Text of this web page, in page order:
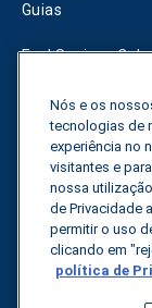
Guias
Fuel Savings
Calculadora de
Rastreador de
Contactar-nos
Nós e os
tecnologias de
experiência no
visitantes e
nossa
de Privacidade
permitir o uso
clicando em
política de